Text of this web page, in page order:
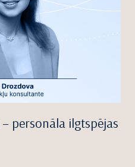
– personāla ilgtspējas